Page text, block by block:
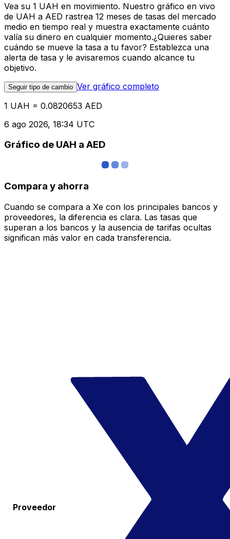
Vea su 1 UAH en movimiento. Nuestro gráfico en vivo
de UAH a AED rastrea 12 meses de tasas del mercado
medio en tiempo real y muestra exactamente cuánto
valía su dinero en cualquier momento.¿Quieres saber
cuándo se mueve la tasa a tu favor? Establezca una
alerta de tasa y le avisaremos cuando alcance tu
objetivo.
Seguir tipo de cambio Ver gráfico completo
1 UAH = 0.0820653 AED
6 ago 2026, 18:34 UTC
Gráfico de UAH a AED
Compara y ahorra
Cuando se compara a Xe con los principales bancos y
proveedores, la diferencia es clara. Las tasas que
superan a los bancos y la ausencia de tarifas ocultas
significan más valor en cada transferencia.
Proveedor